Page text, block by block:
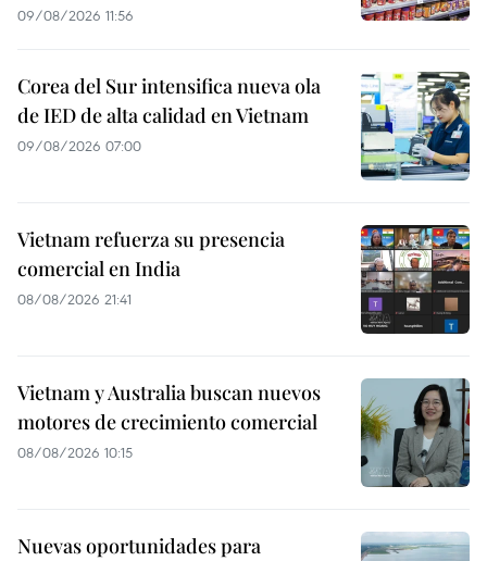
09/08/2026 11:56
Corea del Sur intensifica nueva ola
de IED de alta calidad en Vietnam
09/08/2026 07:00
Vietnam refuerza su presencia
comercial en India
08/08/2026 21:41
Vietnam y Australia buscan nuevos
motores de crecimiento comercial
08/08/2026 10:15
Nuevas oportunidades para